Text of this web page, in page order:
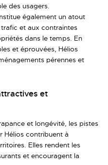
des usagers.
également un atout
et aux contraintes
dans le temps. En
et éprouvées, Hélios
pérennes et
et
et longévité, les pistes
Hélios contribuent à
Elles rendent les
et encouragent la